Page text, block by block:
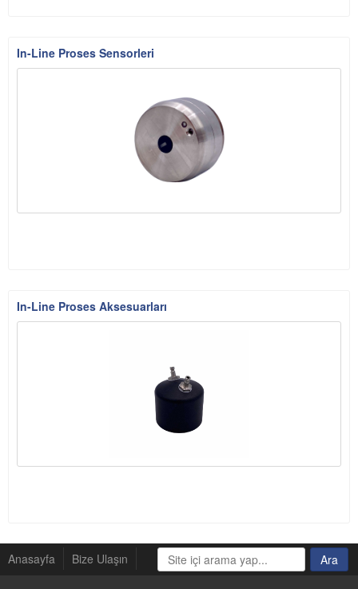
In-Line Proses Sensorleri
In-Line Proses Aksesuarları
Anasayfa Bize Ulaşın